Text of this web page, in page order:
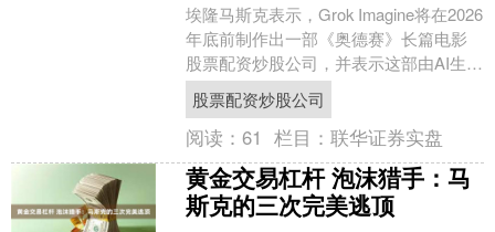
埃隆马斯克表示，Grok Imagine将在2026
年底前制作出一部《奥德赛》长篇电影
股票配资炒股公司，并表示这部由AI生成
的电影将“符合历史真实（全白人），
并....
股票配资炒股公司
阅读：61 栏目：联华证券实盘
黄金交易杠杆 泡沫猎手：马
斯克的三次完美逃顶